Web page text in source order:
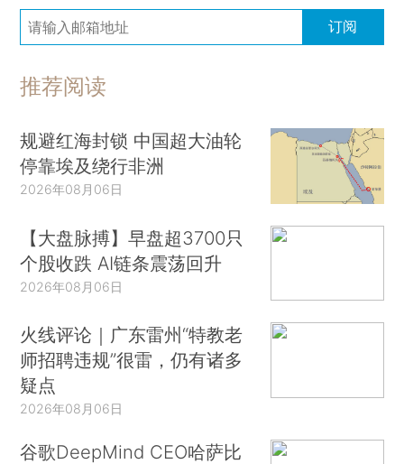
订阅
推荐阅读
规避红海封锁 中国超大油轮
停靠埃及绕行非洲
2026年08月06日
【大盘脉搏】早盘超3700只
个股收跌 AI链条震荡回升
2026年08月06日
火线评论｜广东雷州“特教老
师招聘违规”很雷，仍有诸多
疑点
2026年08月06日
谷歌DeepMind CEO哈萨比